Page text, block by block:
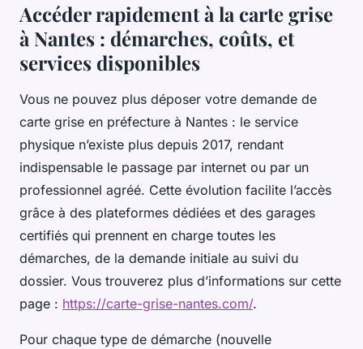
Accéder rapidement à la carte grise
à Nantes : démarches, coûts, et
services disponibles
Vous ne pouvez plus déposer votre demande de
carte grise en préfecture à Nantes : le service
physique n’existe plus depuis 2017, rendant
indispensable le passage par internet ou par un
professionnel agréé. Cette évolution facilite l’accès
grâce à des plateformes dédiées et des garages
certifiés qui prennent en charge toutes les
démarches, de la demande initiale au suivi du
dossier. Vous trouverez plus d’informations sur cette
page : https://carte-grise-nantes.com/.
Pour chaque type de démarche (nouvelle